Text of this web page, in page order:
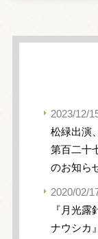
2023/12/
松緑出演
第百二十
のお知ら
2020/02/
『月光
ナウシカ